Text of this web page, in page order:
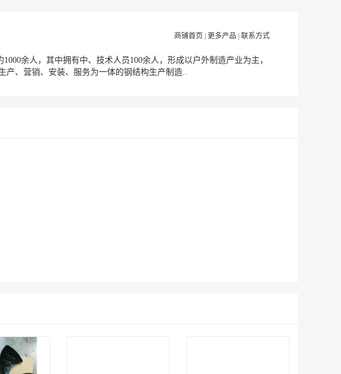
商铺首页 更多产品 联系方式
余人，其中拥有中、技术人员100余人，形成以户外制造产业为主，
产、营销、安装、服务为一体的钢结构生产制造..